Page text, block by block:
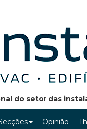
do setor das
Opinião